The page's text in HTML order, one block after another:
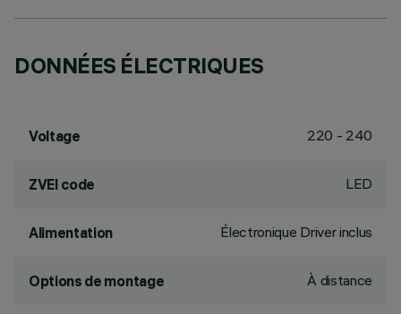
DONNÉES ÉLECTRIQUES
Voltage 220 - 240
ZVEI code LED
Alimentation Électronique Driver inclus
Options de montage À distance